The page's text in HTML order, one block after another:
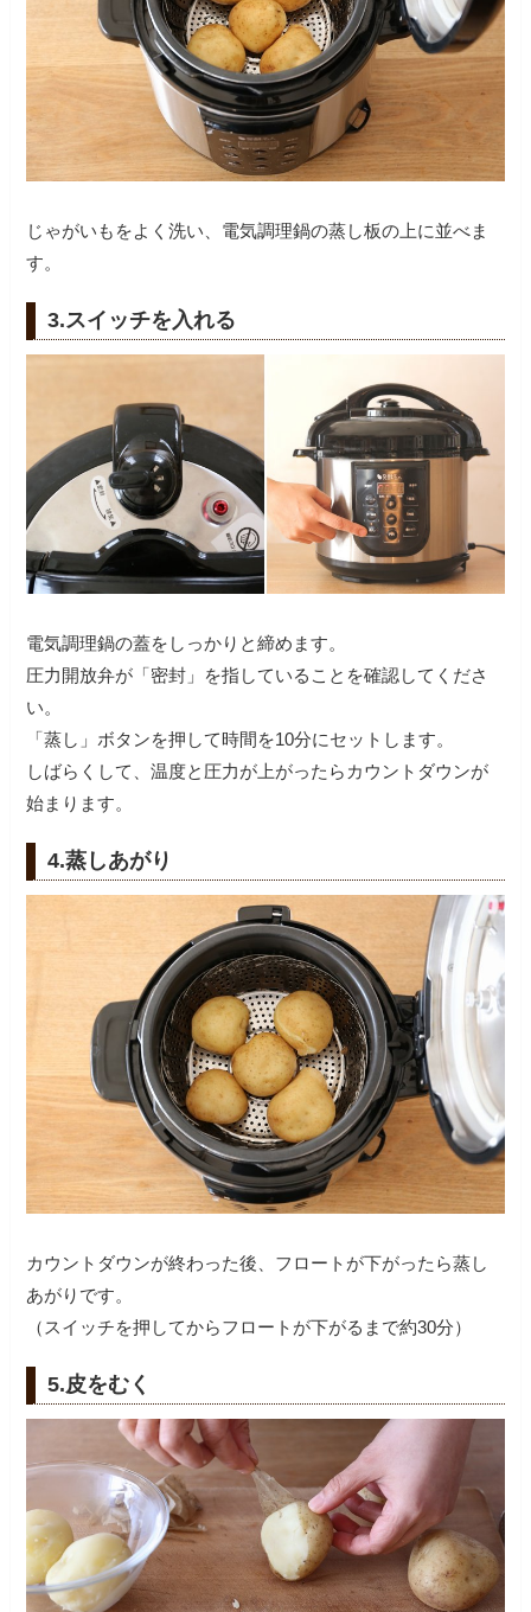
じゃがいもをよく洗い、電気調理鍋の蒸し板の上に並べま
す。
3.スイッチを入れる
電気調理鍋の蓋をしっかりと締めます。
圧力開放弁が「密封」を指していることを確認してくださ
い。
「蒸し」ボタンを押して時間を10分にセットします。
しばらくして、温度と圧力が上がったらカウントダウンが
始まります。
4.蒸しあがり
カウントダウンが終わった後、フロートが下がったら蒸し
あがりです。
（スイッチを押してからフロートが下がるまで約30分）
5.皮をむく